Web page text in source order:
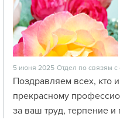
5 июня 2025 Отдел по связям
Поздравляем всех, кто
прекрасному
за ваш труд, терпение